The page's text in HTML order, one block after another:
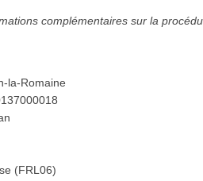
complémentaires sur la
la-Romaine
(FRL06)